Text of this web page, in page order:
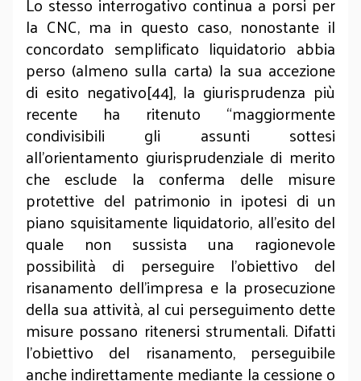
la CNC, ma in questo caso, nonostante il
concordato semplificato liquidatorio abbia
perso (almeno sulla carta) la sua accezione
di esito negativo[44], la giurisprudenza più
recente ha ritenuto “maggiormente
condivisibili gli assunti sottesi
all’orientamento giurisprudenziale di merito
che esclude la conferma delle misure
protettive del patrimonio in ipotesi di un
piano squisitamente liquidatorio, all’esito del
quale non sussista una ragionevole
possibilità di perseguire l'obiettivo del
risanamento dell'impresa e la prosecuzione
della sua attività, al cui perseguimento dette
misure possano ritenersi strumentali. Difatti
l’obiettivo del risanamento, perseguibile
anche indirettamente mediante la cessione o